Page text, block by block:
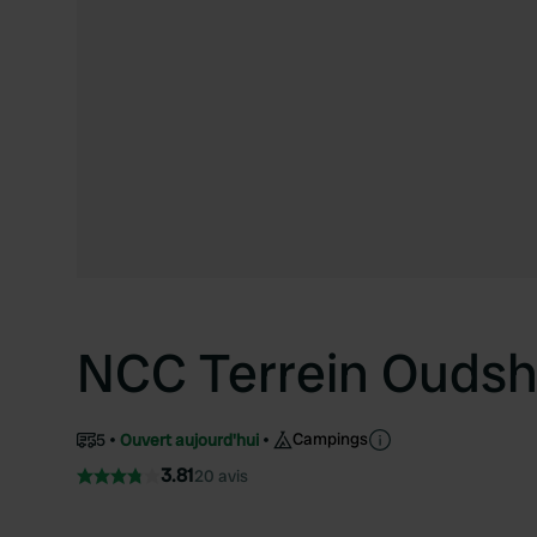
NCC Terrein
5 Ouvert aujourd'hui Campings
3.8120 avis